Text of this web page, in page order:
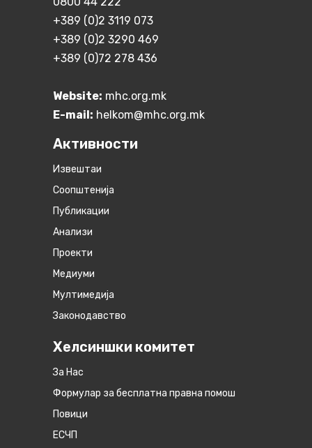
+389 (0)2 3119 073
+389 (0)2 3290 469
+389 (0)72 278 436
Website: mhc.org.mk
E-mail: helkom@mhc.org.mk
Активности
Извештаи
Соопштенија
Публикации
Анализи
Проекти
Медиуми
Мултимедија
Законодавство
Хелсиншки комитет
За Нас
Формулар за бесплатна правна помош
Повици
ЕСЧП